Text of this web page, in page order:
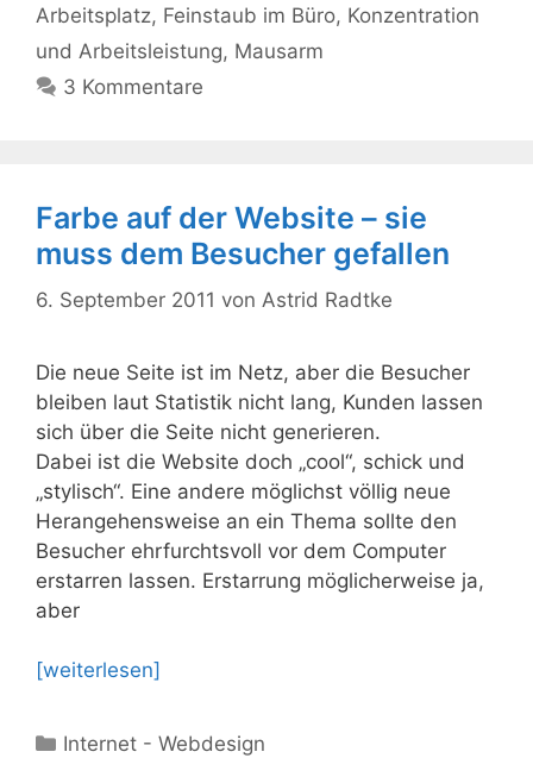
Arbeitsplatz, Feinstaub im Büro, Konzentration
und Arbeitsleistung, Mausarm
3 Kommentare
Farbe auf der Website – sie
muss dem Besucher gefallen
6. September 2011 von Astrid Radtke
Die neue Seite ist im Netz, aber die Besucher
bleiben laut Statistik nicht lang, Kunden lassen
sich über die Seite nicht generieren.
Dabei ist die Website doch „cool“, schick und
„stylisch“. Eine andere möglichst völlig neue
Herangehensweise an ein Thema sollte den
Besucher ehrfurchtsvoll vor dem Computer
erstarren lassen. Erstarrung möglicherweise ja,
aber
[weiterlesen]
Kategorien
Internet - Webdesign